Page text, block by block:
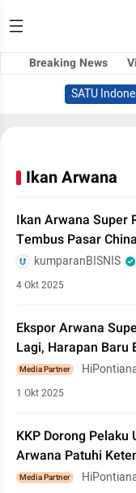
Breaking News
SATU
Ikan Arwana
Ikan Arwana Super
Tembus Pasar
kumparanBISNIS
4 Okt 2025
Ekspor Arwana
Lagi, Harapan Baru
Media Partner
1 Okt 2025
KKP Dorong Pelaku
Arwana Patuhi
Media Partner